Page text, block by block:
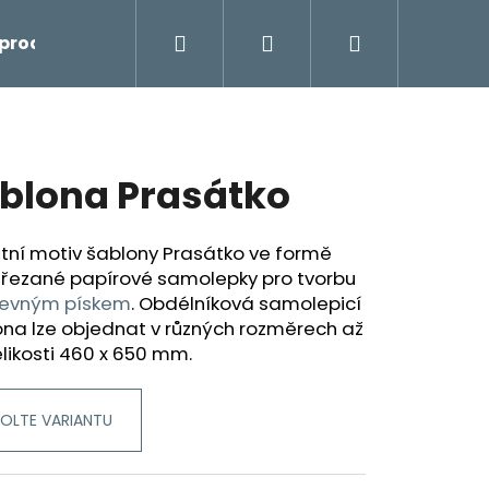
Přihlášení
Prasátko
motiv šablony Prasátko ve formě
papírové samolepky pro tvorbu
pískem. Obdélníková samolepicí
lze objednat v různých rozměrech až
460 x 650 mm.
VARIANTU